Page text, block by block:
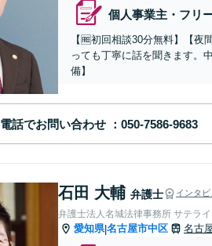
個人事業主・フリ
【🆓初回相談30分無料】【
っても丁寧に話を聞きます。
備】
電話でお問い合わせ
石田 大輔 弁護士 インタ
弁護士法人名城法律事務所 サテラ
愛知県|名古屋市中区 名古